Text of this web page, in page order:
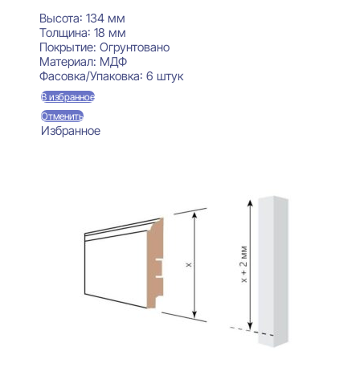
Высота: 134 мм
Толщина: 18 мм
Покрытие: Огрунтовано
Материал: МДФ
Фасовка/Упаковка: 6 штук
В избранное
Отменить
Избранное